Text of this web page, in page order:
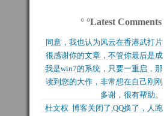
° °Latest Comments
同意，我也认为风云在香港武打片
历史上是绝无仅有的，...
很感谢你的文章，不管你最后是成
功还是失败，能让后来...
我是win7的系统，只要一重启，那
块MFT盘就无法...
读到您的大作，非常想在自己刚刚
买的固态硬盘上试试，...
多谢，很有帮助。
杜文权 博客关闭了,QQ换了，人跑